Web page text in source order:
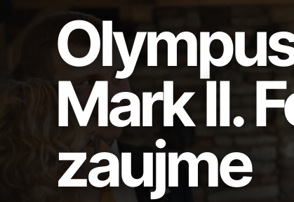
Mark II.
zaujme